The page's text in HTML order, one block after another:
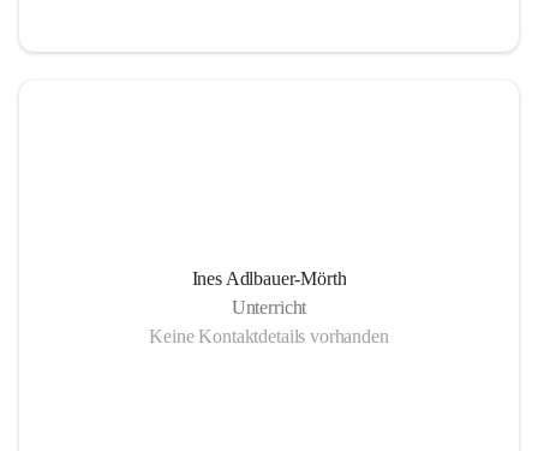
Ines Adlbauer-Mörth
Unterricht
Keine Kontaktdetails vorhanden